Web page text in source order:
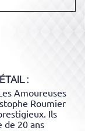
:
Amoureuses
Roumier
Ils
de 20 ans